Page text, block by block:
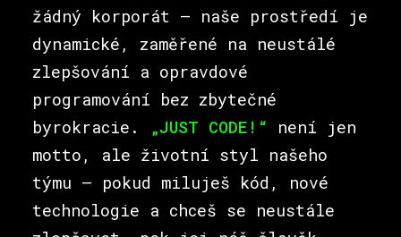
žádný korporát – naše prostředí je
dynamické, zaměřené na neustálé
zlepšování a opravdové
programování bez zbytečné
byrokracie.
„JUST CODE!“ není jen
motto, ale životní styl našeho
týmu – pokud miluješ kód, nové
technologie a chceš se neustále